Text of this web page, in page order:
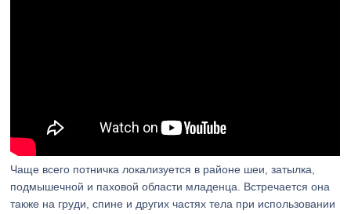
Чаще всего потничка локализуется в районе шеи, затылка,
подмышечной и паховой области младенца. Встречается она
также на груди, спине и других частях тела при использовании